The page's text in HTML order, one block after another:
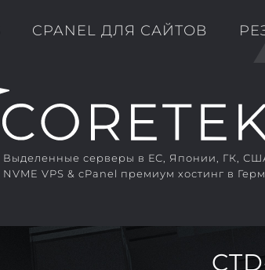
CPANEL ДЛЯ САЙТОВ
Выделенные серверы в ЕС, Японии, ГК,
NVME VPS & cPanel премиум хостинг в